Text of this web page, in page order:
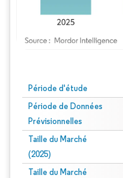
Période d'étude
Période de Données
Prévisionnelles
Taille du Marché
(2025)
Taille du Marché